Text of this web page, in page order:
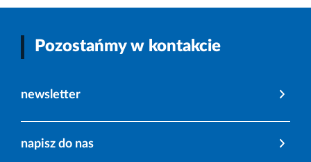
Pozostańmy w kontakcie
newsletter
napisz do nas